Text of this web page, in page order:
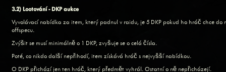
3.2) Lootování - DKP aukce
Vyvolávací nabídka za item, který padnul v raidu, je 5 DKP pokud ho hráč chce do
offspecu.
Zvýšit se musí minimálně o 1 DKP, zvyšuje se o celá čísla.
Poté, co nikdo další nepřihodí, item získává hráč s nejvyšší nabídkou.
O DKP přichází jen ten hráč, který předmět vyhrál. Ostatní o ně nepřicházejí.